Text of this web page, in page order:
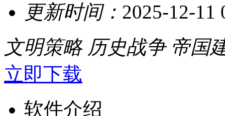
更新时间： 2025-12-11
文明策略 历史战争 帝国
立即下载
软件介绍